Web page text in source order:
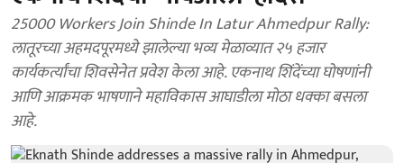
25000 Workers Join Shinde In Latur Ahmedpur Rally:
लातूरच्या अहमदपूरमध्ये झालेल्या भव्य मेळाव्यात २५ हजार
कार्यकर्त्यांचा शिवसेनेत प्रवेश केला आहे. एकनाथ शिंदेंच्या घोषणांनी
आणि आक्रमक भाषणाने महाविकास आघाडीला मोठा धक्का बसला
आहे.